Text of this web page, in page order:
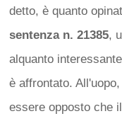
detto, è quanto
sentenza n. 21385,
alquanto
è affrontato.
essere opposto che